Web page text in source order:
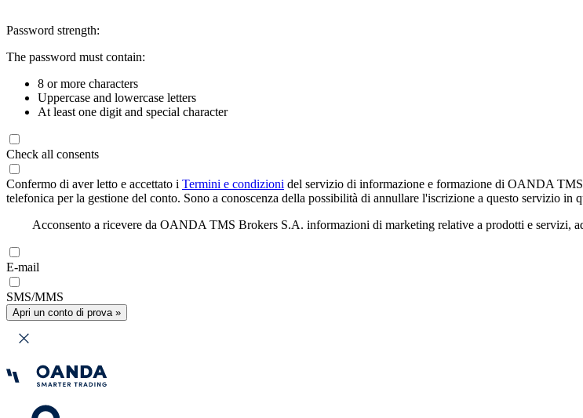
Password strength:
The password must contain:
8 or more characters
Uppercase and lowercase letters
At least one digit and special character
Check all consents
Confermo di aver letto e accettato i Termini e condizioni del servizio di informazione e formazione di OANDA TMS
telefonica per la gestione del conto. Sono a conoscenza della possibilità di annullare l'iscrizione a questo servizio in
Acconsento a ricevere da OANDA TMS Brokers S.A. informazioni di marketing relative a prodotti e servizi,
E-mail
SMS/MMS
Apri un conto di prova »